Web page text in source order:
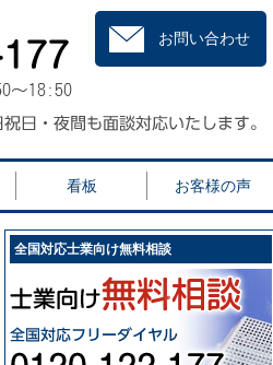
お問い合わせ
看板 お客様の声
全国対応士業向け無料相談